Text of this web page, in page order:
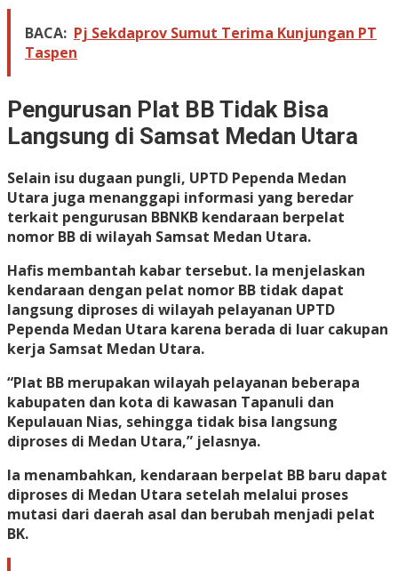
BACA: Pj Sekdaprov Sumut Terima Kunjungan PT
Taspen
Pengurusan Plat BB Tidak Bisa
Langsung di Samsat Medan Utara
Selain isu dugaan pungli, UPTD Pependa Medan
Utara juga menanggapi informasi yang beredar
terkait pengurusan BBNKB kendaraan berpelat
nomor BB di wilayah Samsat Medan Utara.
Hafis membantah kabar tersebut. Ia menjelaskan
kendaraan dengan pelat nomor BB tidak dapat
langsung diproses di wilayah pelayanan UPTD
Pependa Medan Utara karena berada di luar cakupan
kerja Samsat Medan Utara.
“Plat BB merupakan wilayah pelayanan beberapa
kabupaten dan kota di kawasan Tapanuli dan
Kepulauan Nias, sehingga tidak bisa langsung
diproses di Medan Utara,” jelasnya.
Ia menambahkan, kendaraan berpelat BB baru dapat
diproses di Medan Utara setelah melalui proses
mutasi dari daerah asal dan berubah menjadi pelat
BK.